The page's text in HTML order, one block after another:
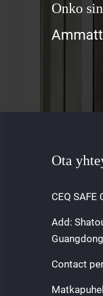
Onko
Ota
CEQ SAFE
Add:
Contact